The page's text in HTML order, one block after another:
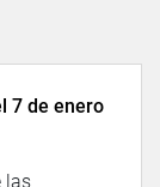
7 de enero
las